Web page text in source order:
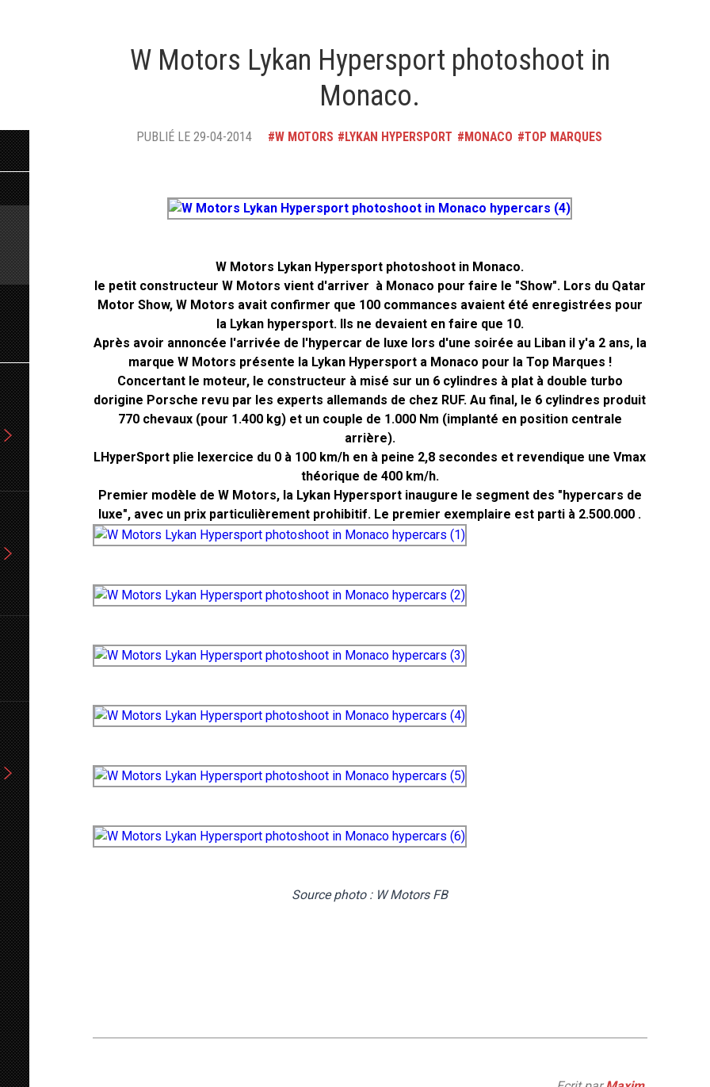
W Motors Lykan Hypersport photoshoot in
Monaco.
PUBLIÉ LE 29-04-2014 W MOTORS LYKAN HYPERSPORT MONACO TOP MARQUES
W Motors Lykan Hypersport photoshoot in Monaco.
le petit constructeur W Motors vient d'arriver à Monaco pour faire le "Show". Lors du Qatar
Motor Show, W Motors avait confirmer que 100 commances avaient été enregistrées pour
la Lykan hypersport. Ils ne devaient en faire que 10.
Après avoir annoncée l'arrivée de l'hypercar de luxe lors d'une soirée au Liban il y'a 2 ans, la
marque W Motors présente la Lykan Hypersport a Monaco pour la Top Marques !
Concertant le moteur, le constructeur à misé sur un 6 cylindres à plat à double turbo
dorigine Porsche revu par les experts allemands de chez RUF. Au final, le 6 cylindres produit
770 chevaux (pour 1.400 kg) et un couple de 1.000 Nm (implanté en position centrale
arrière).
LHyperSport plie lexercice du 0 à 100 km/h en à peine 2,8 secondes et revendique une Vmax
théorique de 400 km/h.
Premier modèle de W Motors, la Lykan Hypersport inaugure le segment des "hypercars de
luxe", avec un prix particulièrement prohibitif. Le premier exemplaire est parti à 2.500.000 .
Source photo : W Motors FB